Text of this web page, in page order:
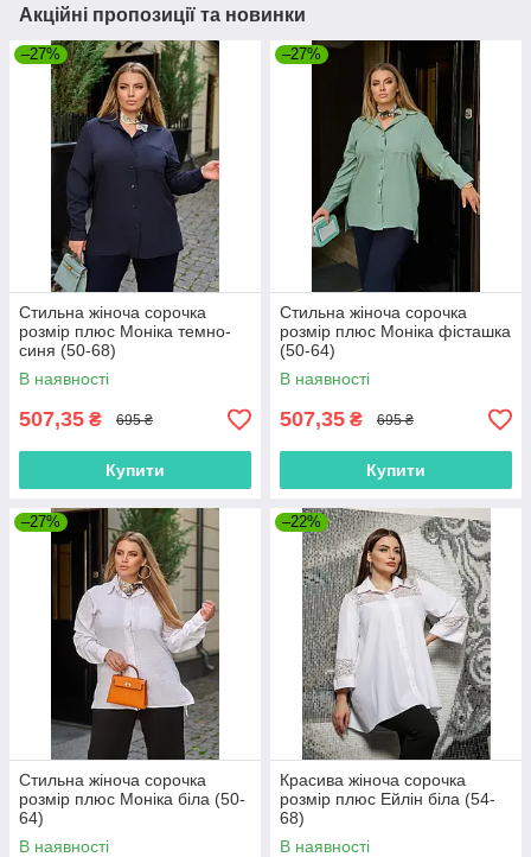
Акційні пропозиції та новинки
–27%
Стильна жіноча сорочка
розмір плюс Моніка темно-
синя (50-68)
В наявності
507,35 ₴ 695 ₴
Купити
–27%
Стильна жіноча сорочка
розмір плюс Моніка фісташка
(50-64)
В наявності
507,35 ₴ 695 ₴
Купити
–27%
Стильна жіноча сорочка
розмір плюс Моніка біла (50-
64)
В наявності
–22%
Красива жіноча сорочка
розмір плюс Ейлін біла (54-
68)
В наявності